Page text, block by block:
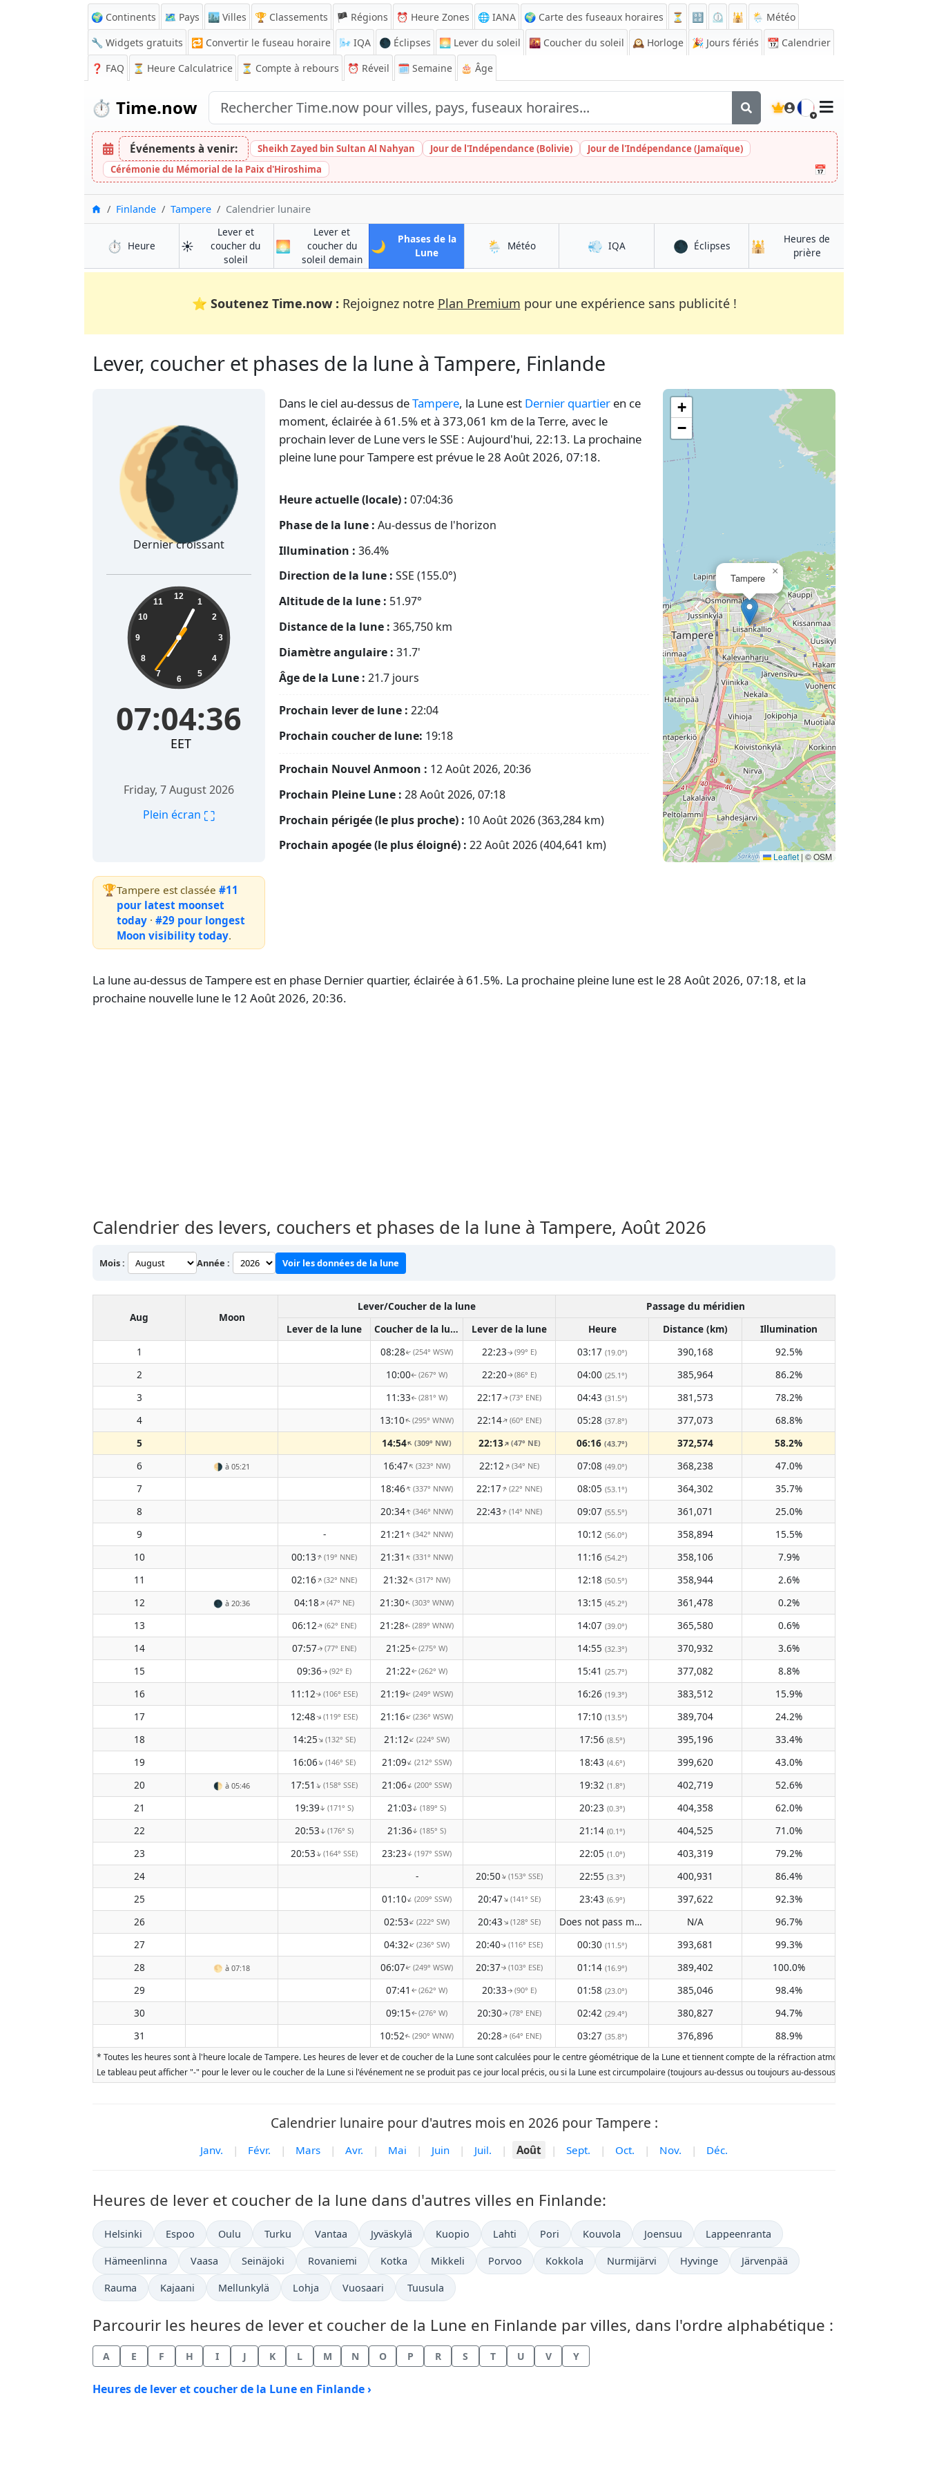
🌍 Continents 🗺️ Pays 🏙️ Villes 🏆 Classements 🏴 Régions ⏰ Heure Zones 🌐 IANA 🌍 Carte des fuseaux horaires ⏳ 🔡 ⏲️ 🕌
🌦️ Météo
🔧 Widgets gratuits
🔁 Convertir le fuseau horaire 🌬️ IQA 🌑 Éclipses 🌅 Lever du soleil 🌇 Coucher du soleil 🕰️ Horloge 🎉 Jours fériés 📆 Calendrier
❓ FAQ ⏳ Heure Calculatrice ⏳ Compte à rebours ⏰ Réveil 🗓️ Semaine 🎂 Âge
⏱️ Time.now 🇫🇷
Événements à venir: Sheikh Zayed bin Sultan Al Nahyan Jour de l'Indépendance (Bolivie)
Jour de l'Indépendance (Jamaïque)
Cérémonie du Mémorial de la Paix d'Hiroshima
📅
Accueil
Finlande Tampere Calendrier lunaire
⏱️ Heure à Tampere
☀️
Lever et
coucher du
soleilà Tampere
🌅
Lever et
coucher du
soleil demainà Tampere
🌙
Phases de la
Luneà Tampere 🌦️ Météoà Tampere 💨 IQAà Tampere 🌑 Éclipsesà Tampere
🕌
Heures de
prièreà Tampere
⭐ Soutenez Time.now : Rejoignez notre Plan Premium pour une expérience sans publicité !
Lever, coucher et phases de la lune à Tampere, Finlande
🏆Tampere est classée #11
pour latest moonset
today · #29 pour longest
Moon visibility today.
Dans le ciel au-dessus deTampere, la Lune est Dernier quartier en ce
moment, éclairée à 61.5% et à 373,061 km de la Terre, avec le
prochain lever de Lune vers le SSE : Aujourd'hui, 22:13. La prochaine
pleine lune pour Tampere est prévue le 28 Août 2026, 07:18.
🌘
Dernier croissant
07:04:37 12
1
2
3
4
5
6
7
8
9
10
11
07:04:37
EET
Friday, 7 August 2026
Plein écran ⛶
Heure actuelle (locale) : 07:04:37
Phase de la lune : Au-dessus de l'horizon
Illumination : 36.4%
Direction de la lune : SSE (155.0°)
Altitude de la lune : 51.97°
Distance de la lune : 365,750 km
Diamètre angulaire : 31.7'
Âge de la Lune : 21.7 jours
Prochain lever de lune : 22:04
Prochain coucher de lune: 19:18
Prochain Nouvel Anmoon : 12 Août 2026, 20:36
Prochain Pleine Lune : 28 Août 2026, 07:18
Prochain périgée (le plus proche) : 10 Août 2026 (363,284 km)
Prochain apogée (le plus éloigné) : 22 Août 2026 (404,641 km)
Tampere
×
+
−
Leaflet | © OSM
La lune au-dessus de Tampere est en phase Dernier quartier, éclairée à 61.5%. La prochaine pleine lune est le 28 Août 2026, 07:18, et la
prochaine nouvelle lune le 12 Août 2026, 20:36.
Calendrier des levers, couchers et phases de la lune à Tampere, Août 2026
Mois : Année : Voir les données de la lune
Aug Moon
Lever/Coucher de la lune
Passage du méridien
Lever de la lune
Coucher de la lune Lever de la lune Heure Distance (km)
Illumination
1
08:28↑(254° WSW) 22:23↑(99° E) 03:17 (19.0°) 390,168
92.5%
2
10:00↑(267° W) 22:20↑(86° E) 04:00 (25.1°) 385,964
86.2%
3
11:33↑(281° W) 22:17↑(73° ENE) 04:43 (31.5°) 381,573
78.2%
4
13:10↑(295° WNW) 22:14↑(60° ENE) 05:28 (37.8°) 377,073
68.8%
5
14:54↑(309° NW) 22:13↑(47° NE) 06:16 (43.7°) 372,574
58.2%
6
🌗 à 05:21 16:47↑(323° NW) 22:12↑(34° NE) 07:08 (49.0°) 368,238
47.0%
7
18:46↑(337° NNW) 22:17↑(22° NNE) 08:05 (53.1°) 364,302
35.7%
8
20:34↑ (346° NNW) 22:43↑ (14° NNE) 09:07 (55.5°) 361,071
25.0%
9
- 21:21 ↑ (342° NNW) 10:12 (56.0°) 358,894
15.5%
10
00:13↑ (19° NNE) 21:31 ↑(331° NNW) 11:16 (54.2°) 358,106
7.9%
11
02:16↑(32° NNE) 21:32↑(317° NW) 12:18 (50.5°) 358,944
2.6%
12
🌑 à 20:36 04:18↑(47° NE) 21:30↑(303° WNW) 13:15 (45.2°) 361,478
0.2%
13
06:12↑(62° ENE) 21:28↑(289° WNW) 14:07 (39.0°) 365,580
0.6%
14
07:57↑(77° ENE) 21:25↑(275° W) 14:55 (32.3°) 370,932
3.6%
15
09:36↑(92° E) 21:22↑(262° W) 15:41 (25.7°) 377,082
8.8%
16
11:12↑(106° ESE) 21:19↑(249° WSW) 16:26 (19.3°) 383,512
15.9%
17
12:48↑(119° ESE) 21:16↑(236° WSW) 17:10 (13.5°) 389,704
24.2%
18
14:25↑(132° SE) 21:12↑(224° SW) 17:56 (8.5°) 395,196
33.4%
19
16:06↑(146° SE) 21:09↑(212° SSW) 18:43 (4.6°) 399,620
43.0%
20
🌓 à 05:46 17:51 ↑(158° SSE) 21:06↑ (200° SSW) 19:32 (1.8°) 402,719
52.6%
21
19:39↑ (171° S) 21:03↑ (189° S) 20:23 (0.3°) 404,358
62.0%
22
20:53↑ (176° S) 21:36↑ (185° S) 21:14 (0.1°) 404,525
71.0%
23
20:53↑ (164° SSE) 23:23↑ (197° SSW) 22:05 (1.0°) 403,319
79.2%
24
- 20:50↑(153° SSE) 22:55 (3.3°) 400,931
86.4%
25
01:10↑(209° SSW) 20:47↑(141° SE) 23:43 (6.9°) 397,622
92.3%
26
02:53↑(222° SW) 20:43↑(128° SE) Does not pass meridian N/A
96.7%
27
04:32↑(236° SW) 20:40↑(116° ESE) 00:30 (11.5°) 393,681
99.3%
28
🌕 à 07:18 06:07↑(249° WSW) 20:37↑(103° ESE) 01:14 (16.9°) 389,402
100.0%
29
07:41 ↑(262° W) 20:33↑ (90° E) 01:58 (23.0°) 385,046
98.4%
30
09:15↑(276° W) 20:30↑(78° ENE) 02:42 (29.4°) 380,827
94.7%
31
10:52↑(290° WNW) 20:28↑(64° ENE) 03:27 (35.8°) 376,896 88.9%
* Toutes les heures sont à l'heure locale de Tampere. Les heures de lever et de coucher de la Lune sont calculées pour le centre géométrique de la Lune et tiennent compte de la réfraction atmosphérique
Le tableau peut afficher "-" pour le lever ou le coucher de la Lune si l'événement ne se produit pas ce jour local précis, ou si la Lune est circumpolaire (toujours au-dessus ou toujours au-dessous de l'horizon). Deux
Calendrier lunaire pour d'autres mois en 2026 pour Tampere :
Janv. | Févr. | Mars | Avr. | Mai | Juin | Juil. | Août | Sept. | Oct. | Nov. | Déc.
Heures de lever et coucher de la lune dans d'autres villes en Finlande:
Helsinki Espoo Oulu Turku Vantaa Jyväskylä Kuopio Lahti Pori Kouvola Joensuu Lappeenranta
Hämeenlinna Vaasa Seinäjoki Rovaniemi Kotka Mikkeli Porvoo Kokkola Nurmijärvi Hyvinge Järvenpää
Rauma Kajaani Mellunkylä Lohja Vuosaari Tuusula
Parcourir les heures de lever et coucher de la Lune en Finlande par villes, dans l'ordre alphabétique :
A E F H I J K L M N O P R S T U V Y
Heures de lever et coucher de la Lune en Finlande ›